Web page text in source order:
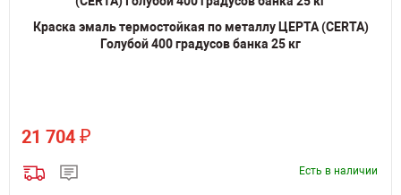
Краска эмаль термостойкая по металлу ЦЕРТА (CERTA)
Голубой 400 градусов банка 25 кг
21 704 ₽
Есть в наличии